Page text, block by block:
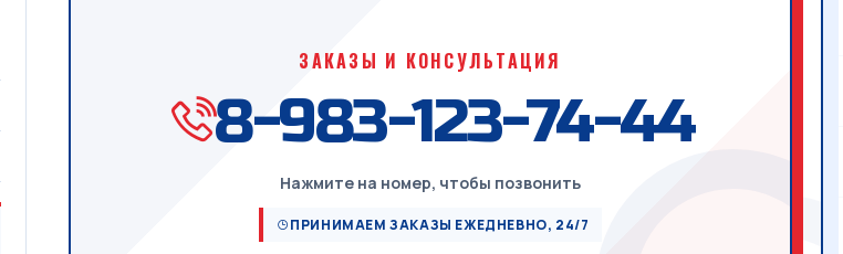
ЗАКАЗЫ И КОНСУЛЬТАЦИЯ
8-983-123-74-44
Нажмите на номер, чтобы позвонить
ПРИНИМАЕМ ЗАКАЗЫ ЕЖЕДНЕВНО, 24/7